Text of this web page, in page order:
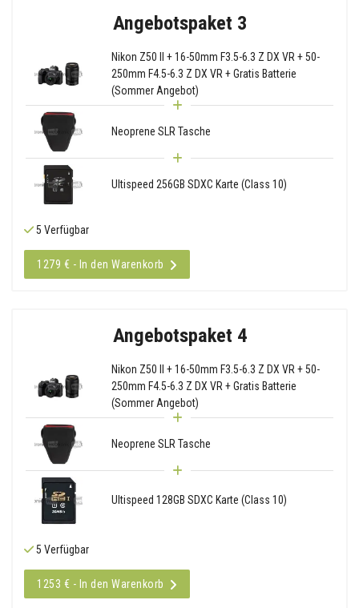
Angebotspaket 3
Nikon Z50 II + 16-50mm F3.5-6.3 Z DX VR + 50-
250mm F4.5-6.3 Z DX VR + Gratis Batterie
(Sommer Angebot)
Neoprene SLR Tasche
Ultispeed 256GB SDXC Karte (Class 10)
5 Verfügbar
1279 € - In den Warenkorb
Angebotspaket 4
Nikon Z50 II + 16-50mm F3.5-6.3 Z DX VR + 50-
250mm F4.5-6.3 Z DX VR + Gratis Batterie
(Sommer Angebot)
Neoprene SLR Tasche
Ultispeed 128GB SDXC Karte (Class 10)
5 Verfügbar
1253 € - In den Warenkorb